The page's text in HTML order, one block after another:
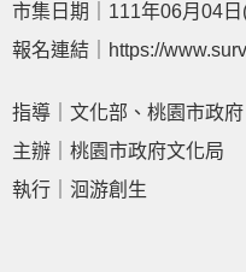
市集日期｜111年06月04
報名連結｜
https://
指導｜文化部、桃園市政
主辦｜桃園市政府文化局
執行｜洄游創生